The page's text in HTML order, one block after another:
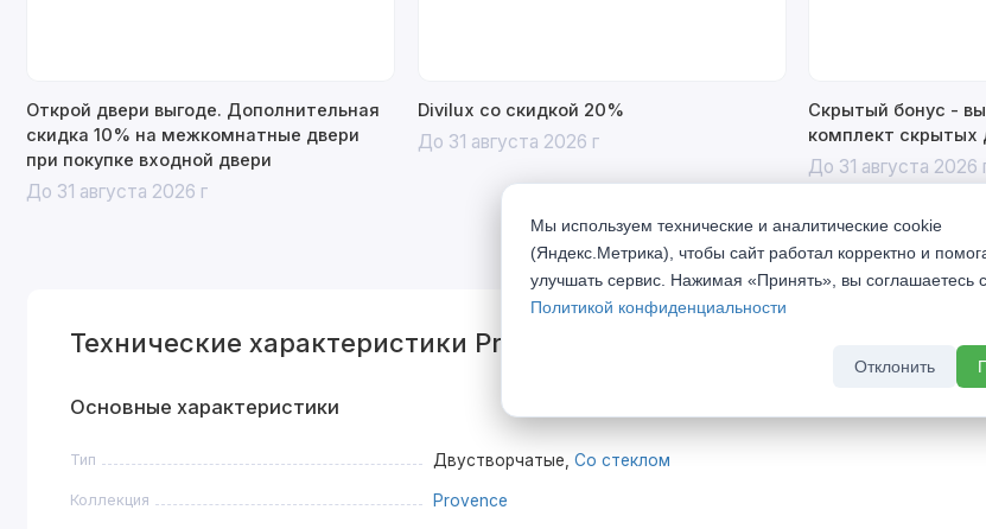
Открой двери выгоде. Дополнительная
скидка 10% на межкомнатные двери
при покупке входной двери
До 31 августа 2026 г
Divilux со скидкой 20%
До 31 августа 2026 г
Скрытый бонус -
комплект скрытых
До 31 августа 2026
Технические характеристики Provence Шарм 3 Золотой дуб стекло
Основные характеристики
Тип Двустворчатые, Со стеклом
Коллекция Provence
Мы используем технические и аналитические cookie
(Яндекс.Метрика), чтобы сайт работал корректно и
улучшать сервис. Нажимая «Принять», вы соглашаетесь
Политикой конфиденциальности
Отклонить